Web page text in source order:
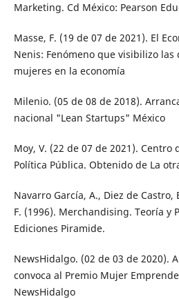
Marketing. Cd México: Pearson
Masse, F. (19 de 07 de 2021). El
Nenis: Fenómeno que visibilizo las
mujeres en la economía
Milenio. (05 de 08 de 2018).
nacional "Lean Startups" México
Moy, V. (22 de 07 de 2021). Centro
Política Pública. Obtenido de La
Navarro García, A., Diez de Castro,
F. (1996). Merchandising. Teoría y
Ediciones Piramide.
NewsHidalgo. (02 de 03 de 2020).
convoca al Premio Mujer
NewsHidalgo